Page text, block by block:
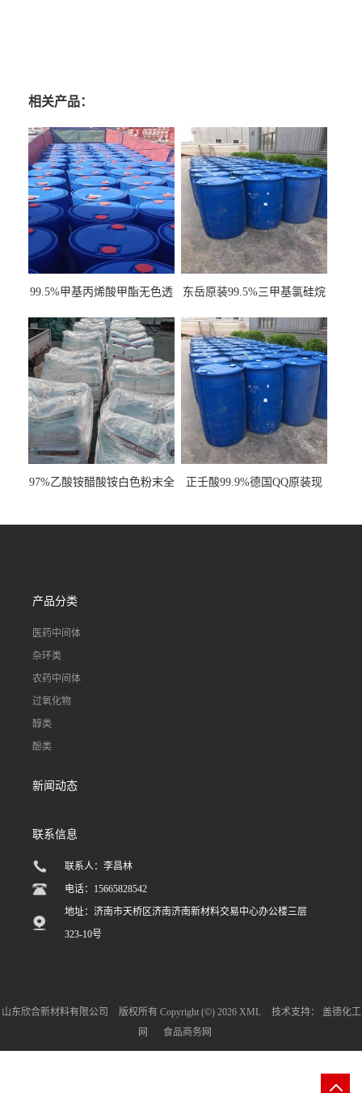
相关产品：
99.5%甲基丙烯酸甲酯无色透
东岳原装99.5%三甲基氯硅烷
97%乙酸铵醋酸铵白色粉末全
正壬酸99.9%德国QQ原装现
产品分类
医药中间体
杂环类
农药中间体
过氧化物
醇类
酚类
新闻动态
联系信息
联系人：李昌林
电话：15665828542
地址：济南市天桥区济南济南新材料交易中心办公楼三层
323-10号
山东欣合新材料有限公司 版权所有 Copyright (©) 2026 XML 技术支持：
盖德化工
网
食品商务网